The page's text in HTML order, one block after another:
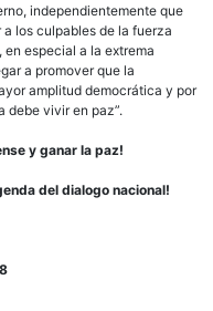
independientemente que
los culpables de la fuerza
especial a la extrema
a promover que la
amplitud democrática y por
debe vivir en paz”.
y ganar la paz!
del dialogo nacional!